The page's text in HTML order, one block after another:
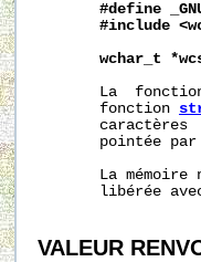
#define
#include
wchar_t
La
       fonction
caractères
       pointée par
La mémoire
libérée
VALEUR